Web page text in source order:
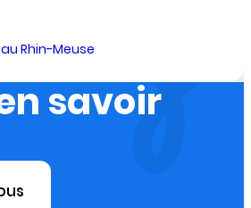
Rhin-Meuse
savoir